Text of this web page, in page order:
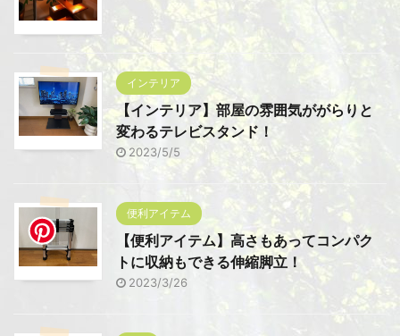
インテリア
【インテリア】部屋の雰囲気ががらりと
変わるテレビスタンド！
2023/5/5
便利アイテム
【便利アイテム】高さもあってコンパク
トに収納もできる伸縮脚立！
2023/3/26